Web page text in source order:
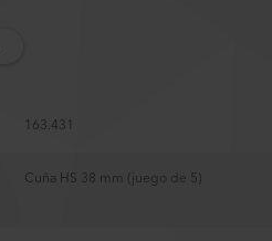
163.431
Cuña HS 38 mm (juego de 5)